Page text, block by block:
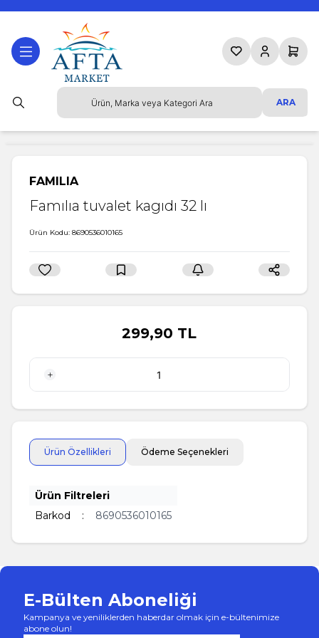
ARA
Favorilerim
HesabımSepetim
FAMILIA
Famılıa tuvalet kagıdı 32 lı
Ürün Kodu: 8690536010165
299,90 TL
Ürün Özellikleri Ödeme Seçenekleri
Ürün Filtreleri
Barkod
: 8690536010165
E-Bülten Aboneliği
Kampanya ve yeniliklerden haberdar olmak için e-bültenimize
abone olun!